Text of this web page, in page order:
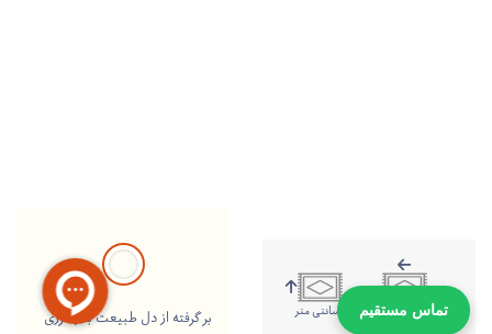
208 سانتی متر
بر گرفته از دل طبیعت با رنگرزی
تماس مستقیم